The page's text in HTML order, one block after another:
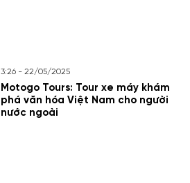
3:26 - 22/05/2025
Motogo Tours: Tour xe máy khám
phá văn hóa Việt Nam cho người
nước ngoài